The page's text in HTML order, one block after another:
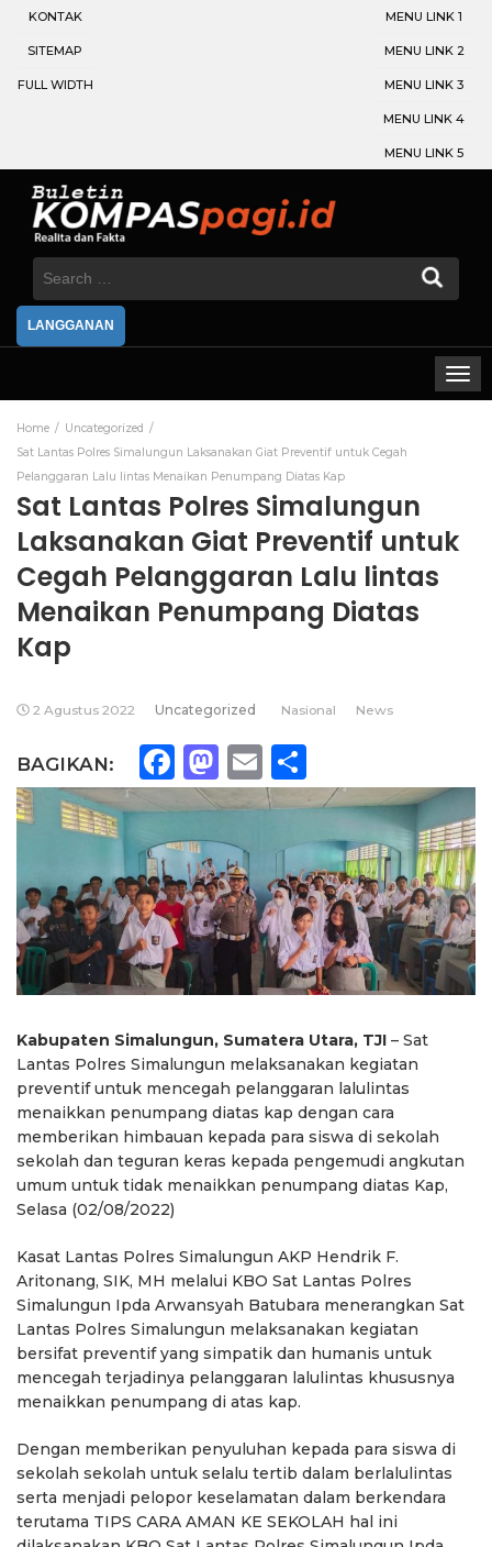
KONTAK
SITEMAP
FULL WIDTH
MENU LINK 1
MENU LINK 2
MENU LINK 3
MENU LINK 4
MENU LINK 5
Search
LANGGANAN
Home
Uncategorized
Sat Lantas Polres Simalungun Laksanakan Giat Preventif untuk Cegah
Pelanggaran Lalu lintas Menaikan Penumpang Diatas Kap
Sat Lantas Polres Simalungun
Laksanakan Giat Preventif untuk
Cegah Pelanggaran Lalu lintas
Menaikan Penumpang Diatas
Kap
2 Agustus 2022 Uncategorized Nasional News
BAGIKAN: Facebook
Mastodon
Email
Kabupaten Simalungun, Sumatera Utara, TJI – Sat
Lantas Polres Simalungun melaksanakan kegiatan
preventif untuk mencegah pelanggaran lalulintas
menaikkan penumpang diatas kap dengan cara
memberikan himbauan kepada para siswa di sekolah
sekolah dan teguran keras kepada pengemudi angkutan
umum untuk tidak menaikkan penumpang diatas Kap,
Selasa (02/08/2022)
Kasat Lantas Polres Simalungun AKP Hendrik F.
Aritonang, SIK, MH melalui KBO Sat Lantas Polres
Simalungun Ipda Arwansyah Batubara menerangkan Sat
Lantas Polres Simalungun melaksanakan kegiatan
bersifat preventif yang simpatik dan humanis untuk
mencegah terjadinya pelanggaran lalulintas khususnya
menaikkan penumpang di atas kap.
Dengan memberikan penyuluhan kepada para siswa di
sekolah sekolah untuk selalu tertib dalam berlalulintas
serta menjadi pelopor keselamatan dalam berkendara
terutama TIPS CARA AMAN KE SEKOLAH hal ini